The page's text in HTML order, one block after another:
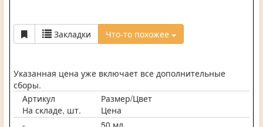
Закладки Что-то похожее
Указанная цена уже включает все дополнительные
сборы.
Артикул
Размер/Цвет
На складе, шт.
Цена